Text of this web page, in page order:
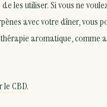
les utiliser. Si vous ne
avec votre dîner, vous
aromatique, comme
le CBD.